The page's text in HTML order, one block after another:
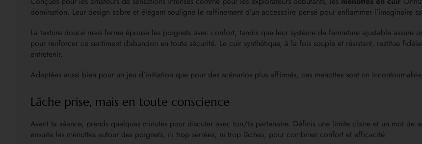
domination. Leur design sobre et élégant souligne le raffinement d’un accessoire pensé pour enflammer l’imaginaire
La texture douce mais ferme épouse les poignets avec confort, tandis que leur système de fermeture ajustable assure
pour renforcer ce sentiment d’abandon en toute sécurité. Le cuir synthétique, à la fois souple et résistant, restitue
entretenir.
Adaptées aussi bien pour un jeu d’initiation que pour des scénarios plus affirmés, ces menottes sont un
Lâche prise, mais en toute conscience
Avant ta séance, prends quelques minutes pour discuter avec ton/ta partenaire. Définis une limite claire et un mot de
ensuite les menottes autour des poignets, ni trop serrées, ni trop lâches, pour combiner confort et efficacité.